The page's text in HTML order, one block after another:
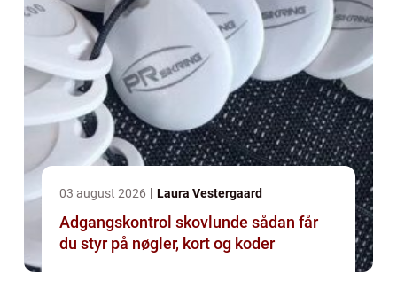
03 august 2026 Laura Vestergaard
Adgangskontrol skovlunde sådan får
du styr på nøgler, kort og koder